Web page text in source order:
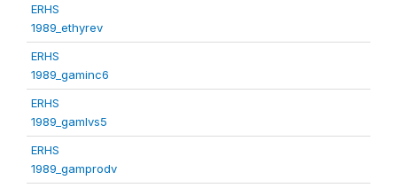
ERHS
1989_ethyrev
ERHS
1989_gaminc6
ERHS
1989_gamlvs5
ERHS
1989_gamprodv